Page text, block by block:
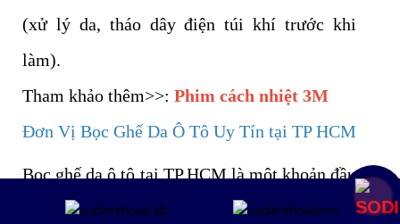
(xử lý da, tháo dây điện túi khí trước khi
làm).
Tham khảo thêm>>: Phim cách nhiệt 3M
Đơn Vị Bọc Ghế Da Ô Tô Uy Tín tại TP HCM
Bọc ghế da ô tô tại TP.HCM là một khoản đầu
tư xứng đáng cho sự thoải mái, sức khỏe và
Mua ngay